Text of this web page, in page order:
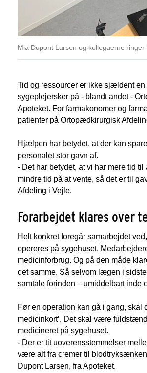
Mia Dupont Larsen og kollegaerne
Tid og ressourcer er ikke sjældent
sygeplejersker på - blandt andet -
Apoteket. For farmakonomer og
patienter på Ortopædkirurgisk
Hjælpen har betydet, at der kan
personalet stor gavn af.
- Det har betydet, at vi har mere tid
mindre tid på at vente, så det er til
Afdeling i Vejle.
Forarbejdet klares over
Helt konkret foregår samarbejdet
opereres på sygehuset.
medicinforbrug. Og på den måde
det samme. Så selvom lægen i
samtale forinden – umiddelbart inde
Før en operation kan gå i gang,
medicinkort’. Det skal være
medicineret på sygehuset.
- Der er tit uoverensstemmelser
være alt fra cremer til
Dupont Larsen, fra Apoteket.